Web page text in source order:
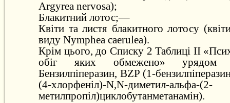
Argyrea nervosa);
Блакитний лотос;––
Квіти та листя блакитного лотосу
виду Nymphea caerulea).
Крім цього, до Списку 2 Таблиці ІІ
обіг яких обмежено» урядом
Бензилпіперазин, BZP (1-
(4-хлорфеніл)-N,N-диметил-альфа-(2-
метилпропіл)циклобутанметанамін).